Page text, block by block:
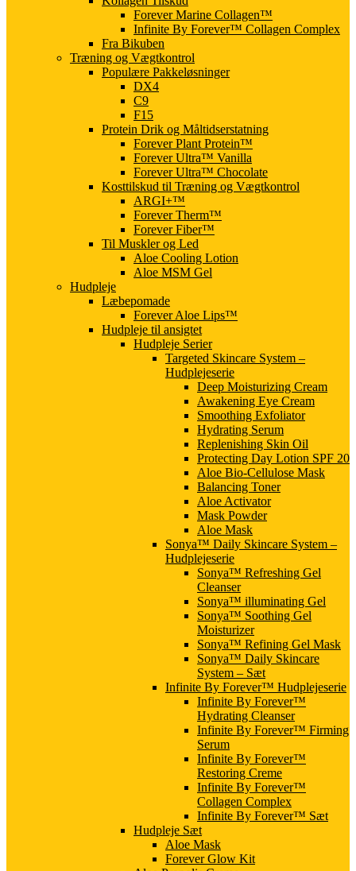
Forever Marine Collagen™
Infinite By Forever™ Collagen Complex
Fra Bikuben
Træning og Vægtkontrol
Populære Pakkeløsninger
DX4
C9
F15
Protein Drik og Måltidserstatning
Forever Plant Protein™
Forever Ultra™ Vanilla
Forever Ultra™ Chocolate
Kosttilskud til Træning og Vægtkontrol
ARGI+™
Forever Therm™
Forever Fiber™
Til Muskler og Led
Aloe Cooling Lotion
Aloe MSM Gel
Hudpleje
Læbepomade
Forever Aloe Lips™
Hudpleje til ansigtet
Hudpleje Serier
Targeted Skincare System –
Hudplejeserie
Deep Moisturizing Cream
Awakening Eye Cream
Smoothing Exfoliator
Hydrating Serum
Replenishing Skin Oil
Protecting Day Lotion SPF 20
Aloe Bio-Cellulose Mask
Balancing Toner
Aloe Activator
Mask Powder
Aloe Mask
Sonya™ Daily Skincare System –
Hudplejeserie
Sonya™ Refreshing Gel
Cleanser
Sonya™ illuminating Gel
Sonya™ Soothing Gel
Moisturizer
Sonya™ Refining Gel Mask
Sonya™ Daily Skincare
System – Sæt
Infinite By Forever™ Hudplejeserie
Infinite By Forever™
Hydrating Cleanser
Infinite By Forever™ Firming
Serum
Infinite By Forever™
Restoring Creme
Infinite By Forever™
Collagen Complex
Infinite By Forever™ Sæt
Hudpleje Sæt
Aloe Mask
Forever Glow Kit